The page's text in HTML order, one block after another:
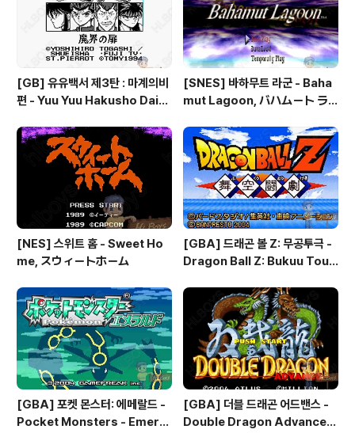
blem: The Sacred Stones
[GB] 유유백서 제3탄 : 마계의비
편 - Yuu Yuu Hakusho Dai-3
☆遊☆白書 第3弾 魔界の扉編
[SNES] 바하무트 라군 - Baha
mut Lagoon, バハムート ラ
[NES] 스위트 홈 - Sweet Ho
me, スウィートホーム
[GBA] 드래곤 볼 Z: 무공투극 -
Dragon Ball Z: Bukuu Toug
劇, 드래곤 볼 Z: 슈퍼소닉 워리어
즈 - Dragon Ball Z: Superso
nic Warriors
[GBA] 포켓 몬스터: 에메랄드 -
Pocket Monsters - Emeral
[GBA] 더블 드래곤 어드밴스 -
Double Dragon Advance,